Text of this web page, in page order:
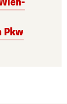
Pkw